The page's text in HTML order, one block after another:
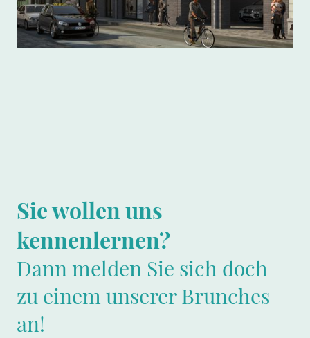
Sie wollen uns
kennenlernen?
Dann melden Sie sich doch
zu einem unserer Brunches
an!